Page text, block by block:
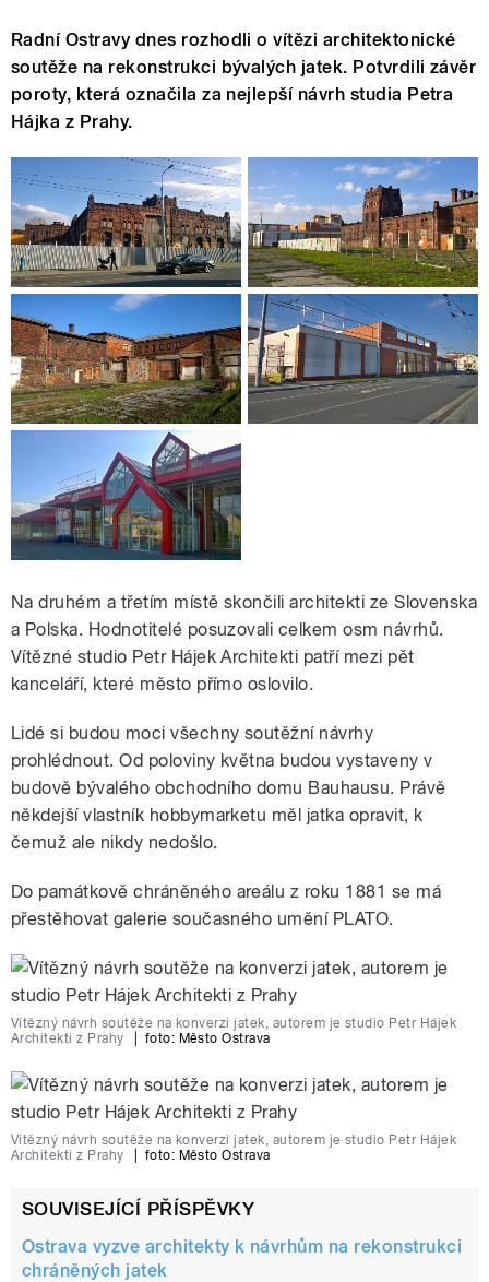
Radní Ostravy dnes rozhodli o vítězi architektonické
soutěže na rekonstrukci bývalých jatek. Potvrdili závěr
poroty, která označila za nejlepší návrh studia Petra
Hájka z Prahy.
Na druhém a třetím místě skončili architekti ze Slovenska
a Polska. Hodnotitelé posuzovali celkem osm návrhů.
Vítězné studio Petr Hájek Architekti patří mezi pět
kanceláří, které město přímo oslovilo.
Lidé si budou moci všechny soutěžní návrhy
prohlédnout. Od poloviny května budou vystaveny v
budově bývalého obchodního domu Bauhausu. Právě
někdejší vlastník hobbymarketu měl jatka opravit, k
čemuž ale nikdy nedošlo.
Do památkově chráněného areálu z roku 1881 se má
přestěhovat galerie současného umění PLATO.
Vítězný návrh soutěže na konverzi jatek, autorem je studio Petr Hájek
Architekti z Prahy
foto: Město Ostrava
Vítězný návrh soutěže na konverzi jatek, autorem je studio Petr Hájek
Architekti z Prahy
foto: Město Ostrava
SOUVISEJÍCÍ PŘÍSPĚVKY
Ostrava vyzve architekty k návrhům na rekonstrukci
chráněných jatek